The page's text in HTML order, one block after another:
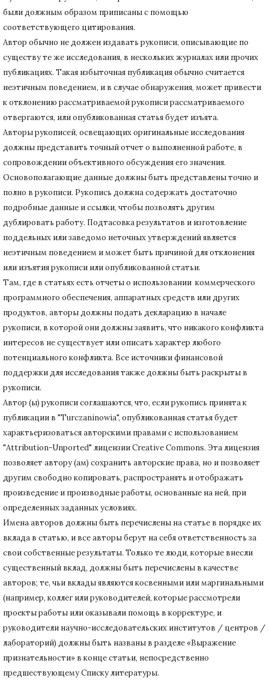
были должным образом приписаны с помощью
соответствующего цитирования.
Автор обычно не должен издавать рукописи, описывающие по
существу те же исследования, в нескольких журналах или прочих
публикациях. Такая избыточная публикация обычно считается
неэтичным поведением, и в случае обнаружения, может привести
к отклонению рассматриваемой рукописи рассматриваемого
отвергаются, или опубликованная статья будет изъята.
Авторы рукописей, освещающих оригинальные исследования
должны представить точный отчет о выполненной работе, в
сопровождении объективного обсуждения его значения.
Основополагающие данные должны быть представлены точно и
полно в рукописи. Рукопись должна содержать достаточно
подробные данные и ссылки, чтобы позволять другим
дублировать работу. Подтасовка результатов и изготовление
поддельных или заведомо неточных утверждений является
неэтичным поведением и может быть причиной для отклонения
или изъятия рукописи или опубликованной статьи.
Там, где в статьях есть отчеты о использовании коммерческого
программного обеспечения, аппаратных средств или других
продуктов, авторы должны подать декларацию в начале
рукописи, в которой они должны заявить, что никакого конфликта
интересов не существует или описать характер любого
потенциального конфликта. Все источники финансовой
поддержки для исследования также должны быть раскрыты в
рукописи.
Автор (ы) рукописи соглашаются, что, если рукопись принята к
публикации в "Turczaninowia", опубликованная статья будет
характьеризоваться авторскими правами с использованием
"Attribution-Unported" лицензии Creative Commons. Эта лицензия
позволяет автору (ам) сохранить авторские права, но и позволяет
другим свободно копировать, распространять и отображать
произведение и производные работы, основанные на ней, при
определенных заданных условиях.
Имена авторов должны быть перечислены на статье в порядке их
вклада в статью, и все авторы берут на себя ответственность за
свои собственные результаты. Только те люди, которые внесли
существенный вклад, должны быть перечислены в качестве
авторов; те, чьи вклады являются косвенными или маргинальными
(например, коллег или руководителей, которые рассмотрели
проекты работы или оказывали помощь в корректуре, и
руководители научно-исследовательских институтов / центров /
лабораторий) должны быть названы в разделе «Выражение
признательности» в конце статьи, непосредственно
предшествующему Списку литературы.